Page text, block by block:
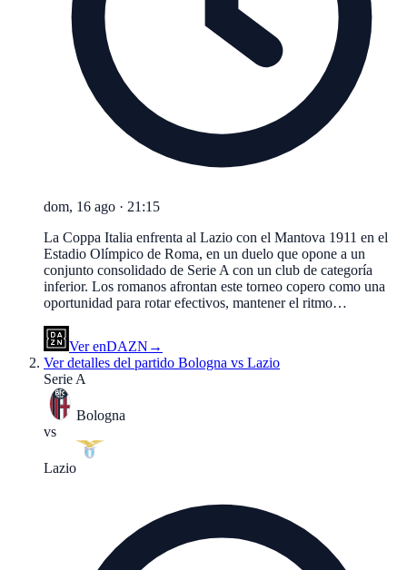
dom, 16 ago · 21:15
La Coppa Italia enfrenta al Lazio con el Mantova 1911 en el
Estadio Olímpico de Roma, en un duelo que opone a un
conjunto consolidado de Serie A con un club de categoría
inferior. Los romanos afrontan este torneo copero como una
oportunidad para rotar efectivos, mantener el ritmo…
Ver enDAZN →
Ver detalles del partido Bologna vs Lazio
Serie A
Bologna
vs
Lazio